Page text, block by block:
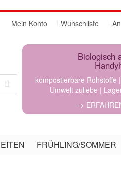
Mein Konto Wunschliste
Biologisch
kompostierbare Rohstoffe
Umwelt zuliebe |
-->
FRÜHLING/SOMMER